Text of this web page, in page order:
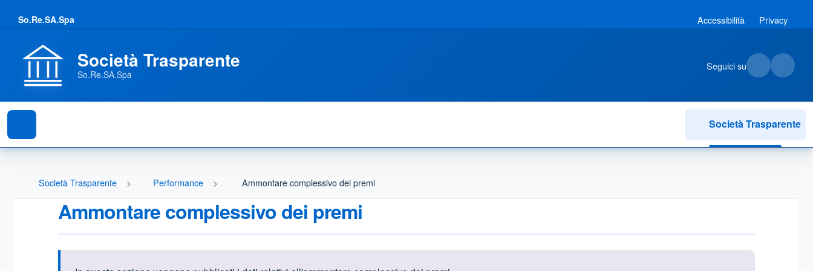
So.Re.SA.Spa Accessibilità Privacy
Società Trasparente
So.Re.SA.Spa
Seguici su
Società Trasparente
Società Trasparente Performance Ammontare complessivo dei premi
Ammontare complessivo dei premi